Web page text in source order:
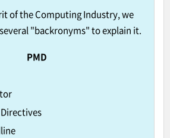
of the Computing Industry, we
"backronyms" to explain it.
PMD